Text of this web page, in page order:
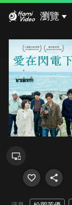
瀏覽